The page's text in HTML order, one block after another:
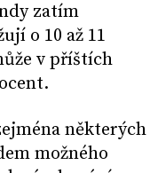
zatím
o 10 až 11
v příštích
některých
možného